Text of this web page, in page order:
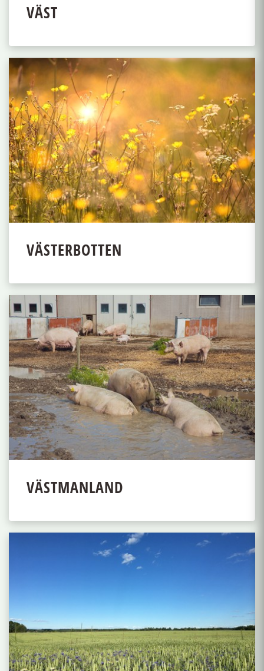
VÄST
VÄSTERBOTTEN
VÄSTMANLAND